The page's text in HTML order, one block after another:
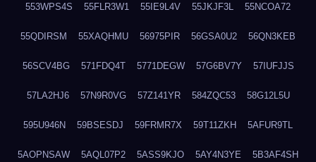
553WPS4S 55FLR3W1 55IE9L4V 55JKJF3L 55NCOA72
55QDIRSM 55XAQHMU 56975PIR 56GSA0U2 56QN3KEB
56SCV4BG 571FDQ4T 5771DEGW 57G6BV7Y 57IUFJJS
57LA2HJ6 57N9R0VG 57Z141YR 584ZQC53 58G12L5U
595U946N 59BSESDJ 59FRMR7X 59T11ZKH 5AFUR9TL
5AOPNSAW 5AQL07P2 5ASS9KJO 5AY4N3YE 5B3AF4SH